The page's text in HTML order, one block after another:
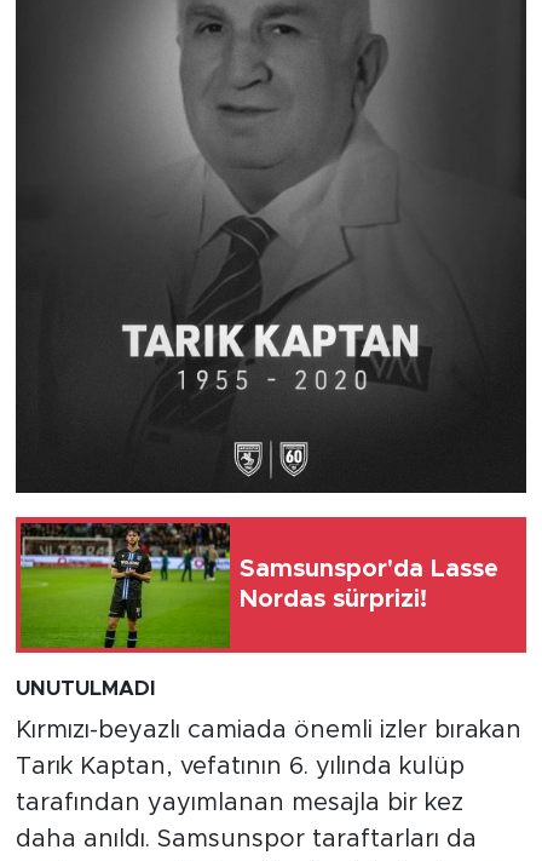
Samsunspor'da Lasse
Nordas sürprizi!
UNUTULMADI
Kırmızı-beyazlı camiada önemli izler bırakan
Tarık Kaptan, vefatının 6. yılında kulüp
tarafından yayımlanan mesajla bir kez
daha anıldı. Samsunspor taraftarları da